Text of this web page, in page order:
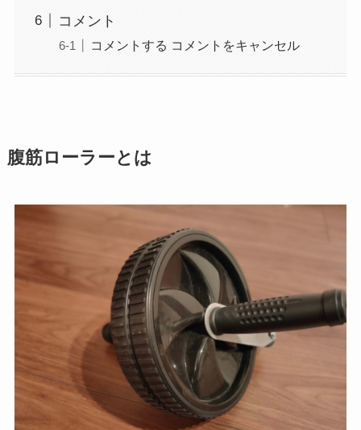
コメント
コメントする コメントをキャンセル
腹筋ローラーとは